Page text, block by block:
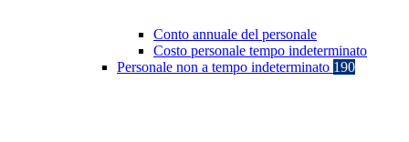
Conto annuale del personale
Costo personale tempo indeterminato
Personale non a tempo indeterminato 190